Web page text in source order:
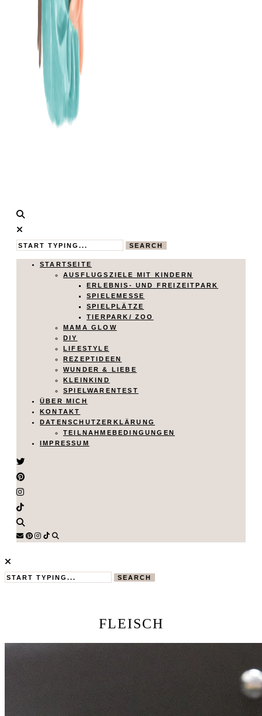
Calistas
Traum
MAMABLOG
SEARCH
STARTSEITE
AUSFLUGSZIELE MIT KINDERN
ERLEBNIS- UND FREIZEITPARK
SPIELEMESSE
SPIELPLÄTZE
TIERPARK/ ZOO
MAMA GLOW
DIY
LIFESTYLE
REZEPTIDEEN
WUNDER & LIEBE
KLEINKIND
SPIELWARENTEST
ÜBER MICH
KONTAKT
DATENSCHUTZERKLÄRUNG
TEILNAHMEBEDINGUNGEN
IMPRESSUM
SEARCH
FLEISCH